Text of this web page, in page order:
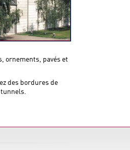
ornements, pavés et
des bordures de